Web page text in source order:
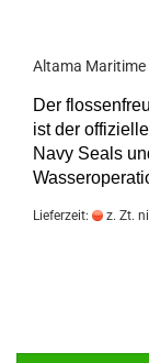
Altama
Der
ist der
Navy Seals
Lieferzeit: z. Zt.